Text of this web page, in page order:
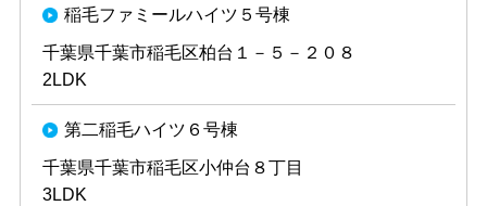
稲毛ファミールハイツ５号棟
千葉県千葉市稲毛区柏台１－５－２０８
2LDK
第二稲毛ハイツ６号棟
千葉県千葉市稲毛区小仲台８丁目
3LDK